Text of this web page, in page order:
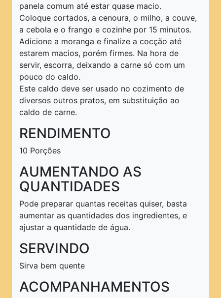
panela comum até estar quase macio.
Coloque cortados, a cenoura, o milho, a couve,
a cebola e o frango e cozinhe por 15 minutos.
Adicione a moranga e finalize a cocção até
estarem macios, porém firmes. Na hora de
servir, escorra, deixando a carne só com um
pouco do caldo.
Este caldo deve ser usado no cozimento de
diversos outros pratos, em substituição ao
caldo de carne.
RENDIMENTO
10 Porções
AUMENTANDO AS
QUANTIDADES
Pode preparar quantas receitas quiser, basta
aumentar as quantidades dos ingredientes, e
ajustar a quantidade de água.
SERVINDO
Sirva bem quente
ACOMPANHAMENTOS